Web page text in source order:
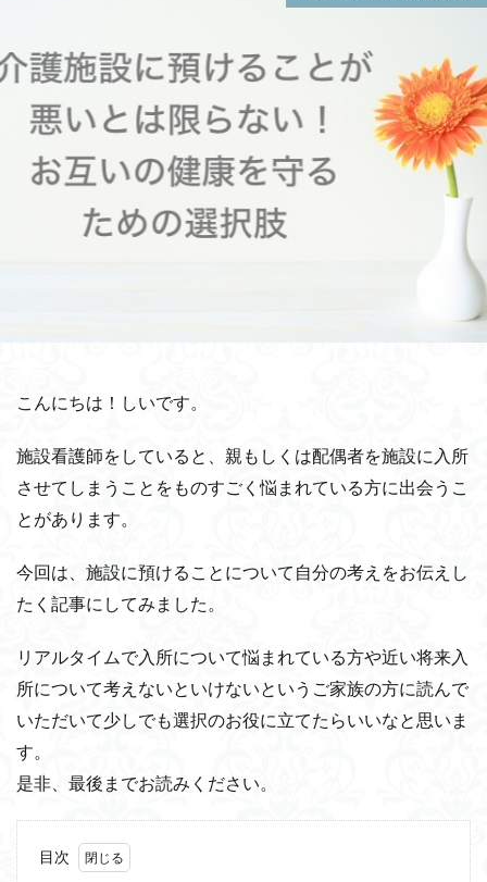
こんにちは！しいです。
施設看護師をしていると、親もしくは配偶者を施設に入所
させてしまうことをものすごく悩まれている方に出会うこ
とがあります。
今回は、施設に預けることについて自分の考えをお伝えし
たく記事にしてみました。
リアルタイムで入所について悩まれている方や近い将来入
所について考えないといけないというご家族の方に読んで
いただいて少しでも選択のお役に立てたらいいなと思いま
す。
是非、最後までお読みください。
目次